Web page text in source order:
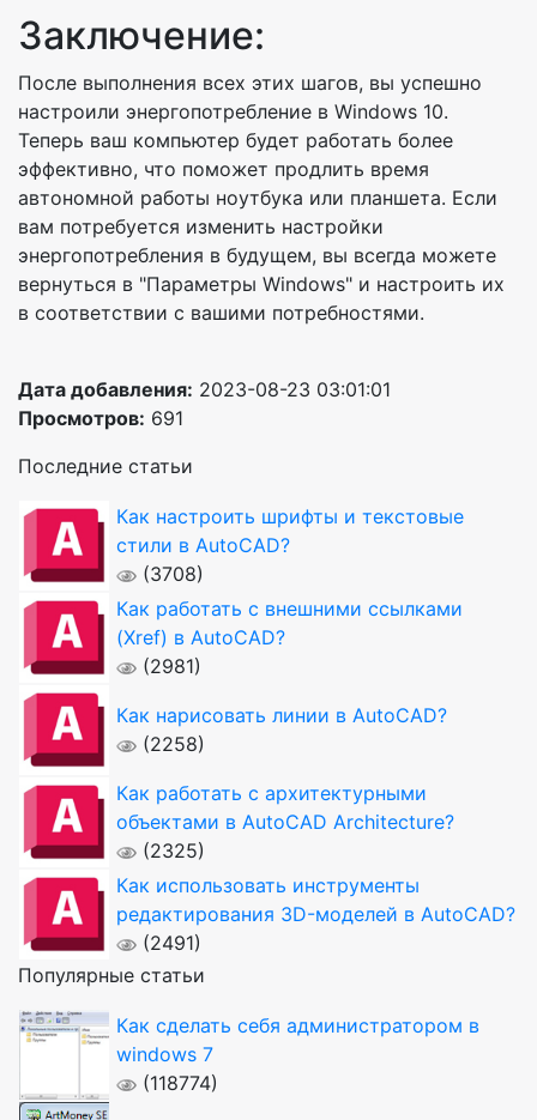
Заключение:
После выполнения всех этих шагов, вы успешно
настроили энергопотребление в Windows 10.
Теперь ваш компьютер будет работать более
эффективно, что поможет продлить время
автономной работы ноутбука или планшета. Если
вам потребуется изменить настройки
энергопотребления в будущем, вы всегда можете
вернуться в "Параметры Windows" и настроить их
в соответствии с вашими потребностями.
Дата добавления: 2023-08-23 03:01:01
Просмотров: 691
Последние статьи
Как настроить шрифты и текстовые
стили в AutoCAD?
(3708)
Как работать с внешними ссылками
(Xref) в AutoCAD?
(2981)
Как нарисовать линии в AutoCAD?
(2258)
Как работать с архитектурными
объектами в AutoCAD Architecture?
(2325)
Как использовать инструменты
редактирования 3D-моделей в AutoCAD?
(2491)
Популярные статьи
Как сделать себя администратором в
windows 7
(118774)